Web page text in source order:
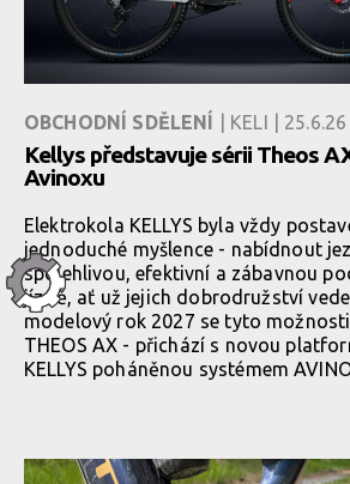
OBCHODNÍ SDĚLENÍ | KELI | 25.6.26
Kellys představuje sérii Theos
Avinoxu
Elektrokola KELLYS byla vždy
jednoduché myšlence - nabídnout
spolehlivou, efektivní a zábavnou
jízdě, ať už jejich dobrodružství
modelový rok 2027 se tyto
THEOS AX - přichází s novou
KELLYS poháněnou systémem